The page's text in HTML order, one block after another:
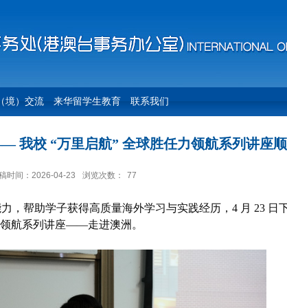
境）交流 来华留学生教育 联系我们
我校 “万里启航” 全球胜任力领航系列讲座
时间：2026-04-23 浏览次数： 77
，帮助学子获得高质量海外学习与实践经历， 4 月 23 日
航系列讲座——走进澳洲。